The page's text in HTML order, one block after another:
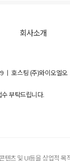
회사소개
ㅣ 호스팅 (주)와이오엘오
부탁드립니다.
츠 및 UI등을 상업적